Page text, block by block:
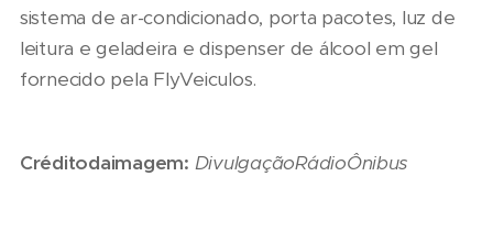
sistema de ar-condicionado, porta pacotes, luz de
leitura e geladeira e dispenser de álcool em gel
fornecido pela FlyVeiculos.
Créditodaimagem: DivulgaçãoRádioÔnibus